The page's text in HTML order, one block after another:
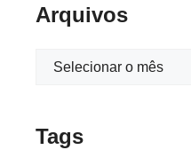
Arquivos
Tags